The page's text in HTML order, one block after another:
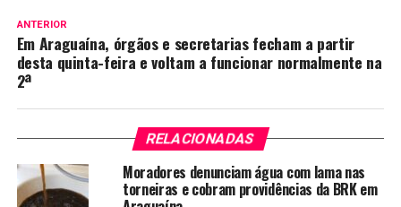
ANTERIOR
Em Araguaína, órgãos e secretarias fecham a partir
desta quinta-feira e voltam a funcionar normalmente na
2ª
RELACIONADAS
Moradores denunciam água com lama nas
torneiras e cobram providências da BRK em